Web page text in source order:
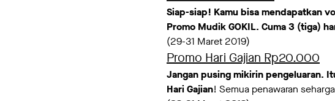
Siap-siap! Kamu bisa mendapatkan
Promo Mudik GOKIL. Cuma 3 (tiga)
(29-31 Maret 2019)
Promo Hari Gajian Rp20.000
Jangan pusing mikirin pengeluaran.
Hari Gajian! Semua penawaran